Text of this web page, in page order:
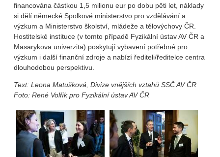
financována částkou 1,5 milionu eur po dobu pěti let, náklady
si dělí německé Spolkové ministerstvo pro vzdělávání a
výzkum a Ministerstvo školství, mládeže a tělovýchovy ČR.
Hostitelské instituce (v tomto případě Fyzikální ústav AV ČR a
Masarykova univerzita) poskytují vybavení potřebné pro
výzkum i další finanční zdroje a nabízí řediteli/ředitelce centra
dlouhodobou perspektivu.
Text: Leona Matušková, Divize vnějších vztahů SSČ AV ČR
Foto: René Volfík pro Fyzikální ústav AV ČR